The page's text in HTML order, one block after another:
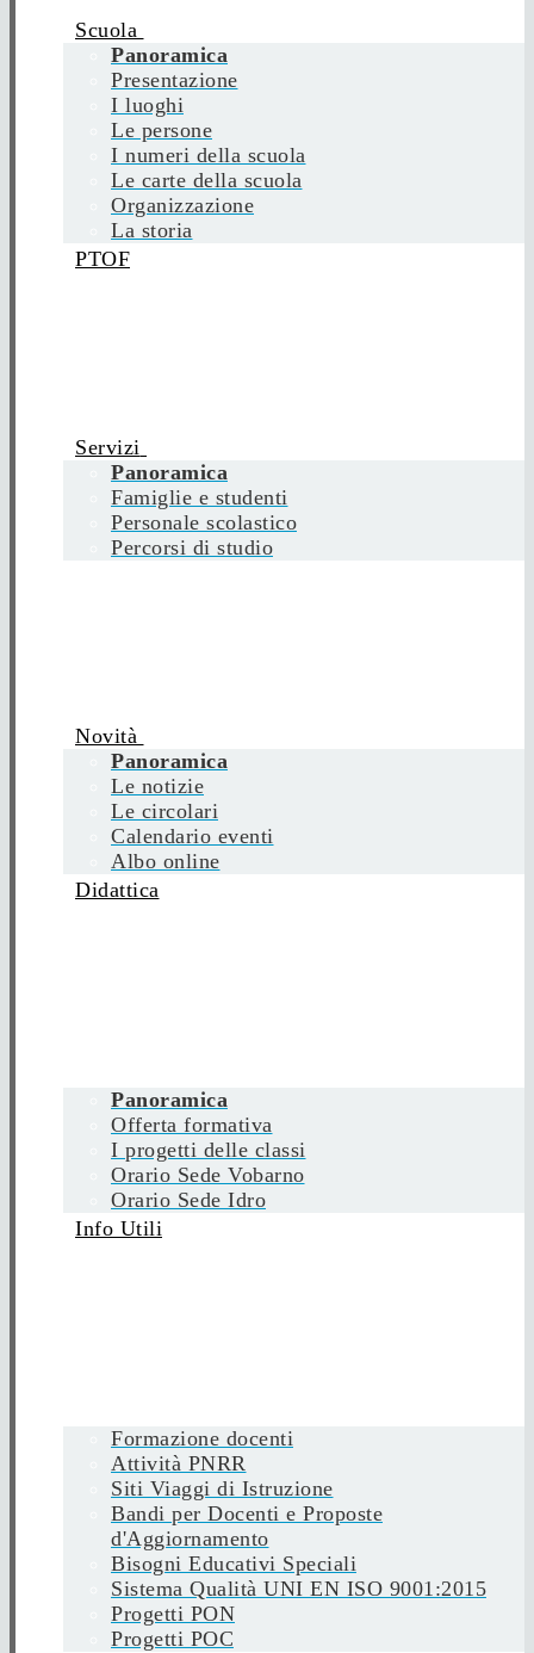
Scuola
Panoramica
Presentazione
I luoghi
Le persone
I numeri della scuola
Le carte della scuola
Organizzazione
La storia
PTOF
Servizi
Panoramica
Famiglie e studenti
Personale scolastico
Percorsi di studio
Novità
Panoramica
Le notizie
Le circolari
Calendario eventi
Albo online
Didattica
Panoramica
Offerta formativa
I progetti delle classi
Orario Sede Vobarno
Orario Sede Idro
Info Utili
Formazione docenti
Attività PNRR
Siti Viaggi di Istruzione
Bandi per Docenti e Proposte
d'Aggiornamento
Bisogni Educativi Speciali
Sistema Qualità UNI EN ISO 9001:2015
Progetti PON
Progetti POC